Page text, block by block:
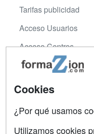
Tarifas publicidad
Acceso Usuarios
Acceso Centros
Contactar
Cookies
¿Por qué usamos
Utilizamos cookies